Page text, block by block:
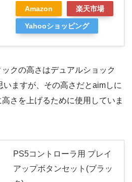
Amazon 楽天市場
Yahooショッピング
クの高さはデュアルショック
ますが、その高さだとaimしに
さを上げるために使用していま
PS5コントローラ用 プレイ
アップボタンセット(ブラッ